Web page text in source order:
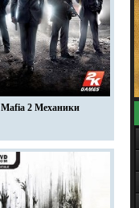
Mafia 2 Механики